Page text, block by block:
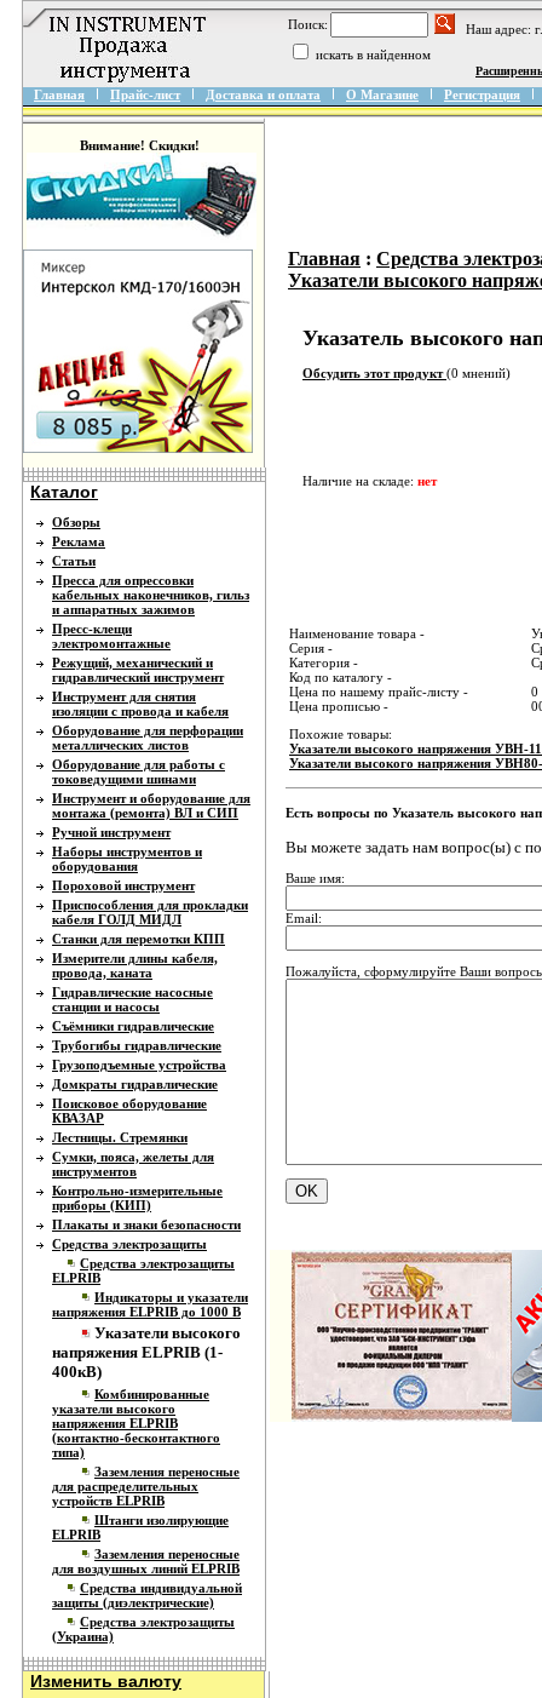
Поиск:
Наш адрес:
искать в найденном
Главная Прайс-лист Доставка и оплата О Магазине Регистрация
Внимание! Скидки!
Каталог
Обзоры
Реклама
Статьи
Пресса для опрессовки
кабельных наконечников, гильз
и аппаратных зажимов
Пресс-клещи
электромонтажные
Режущий, механический и
гидравлический инструмент
Инструмент для снятия
изоляции с провода и кабеля
Оборудование для перфорации
металлических листов
Оборудование для работы с
токоведущими шинами
Инструмент и оборудование для
монтажа (ремонта) ВЛ и СИП
Ручной инструмент
Наборы инструментов и
оборудования
Пороховой инструмент
Приспособления для прокладки
кабеля ГОЛД МИДЛ
Станки для перемотки КПП
Измерители длины кабеля,
провода, каната
Гидравлические насосные
станции и насосы
Съёмники гидравлические
Трубогибы гидравлические
Грузоподъемные устройства
Домкраты гидравлические
Поисковое оборудование
КВАЗАР
Лестницы. Стремянки
Сумки, пояса, желеты для
инструментов
Контрольно-измерительные
приборы (КИП)
Плакаты и знаки безопасности
Средства электрозащиты
Средства электрозащиты
ELPRIB
Индикаторы и указатели
напряжения ELPRIB до 1000 В
Указатели высокого
напряжения ELPRIB (1-
400кВ)
Комбинированные
указатели высокого
напряжения ELPRIB
(контактно-бесконтактного
типа)
Заземления переносные
для распределительных
устройств ELPRIB
Штанги изолирующие
ELPRIB
Заземления переносные
для воздушных линий ELPRIB
Средства индивидуальной
защиты (диэлектрические)
Средства электрозащиты
(Украина)
Изменить валюту
Главная : Средства
Указатели высокого
Указатель высокого
Обсудить этот продукт(0 мнений)
Наличие на складе: нет
Наименование товара -
Серия -
Категория -
Код по каталогу -
Цена по нашему прайс-листу -
0
Цена прописью -
Похожие товары:
Указатели высокого напряжения УВН-
Указатели высокого напряжения
Есть вопросы по Указатель высокого
Вы можете задать нам вопрос(ы) с
Ваше имя:
Email:
Пожалуйста, сформулируйте Ваши